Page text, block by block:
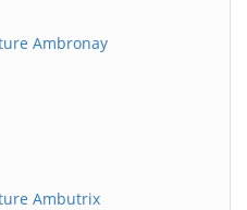
Ambronay
Ambutrix